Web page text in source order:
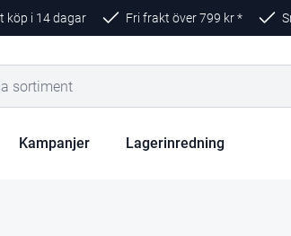
köp i 14 dagar Fri frakt över799 kr *
Kampanjer Lagerinredning